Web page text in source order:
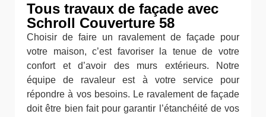
Tous travaux de façade avec
Schroll Couverture 58
Choisir de faire un ravalement de façade pour
votre maison, c’est favoriser la tenue de votre
confort et d’avoir des murs extérieurs. Notre
équipe de ravaleur est à votre service pour
répondre à vos besoins. Le ravalement de façade
doit être bien fait pour garantir l’étanchéité de vos